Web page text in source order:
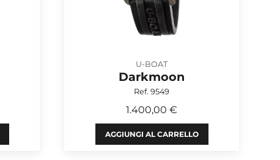
U-BOAT
Darkmoon
Ref. 9549
1.400,00 €
AGGIUNGI AL CARRELLO